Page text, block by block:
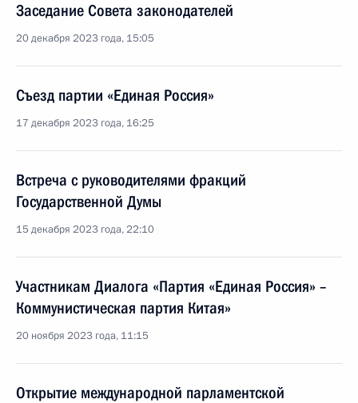
Заседание Совета законодателей
20 декабря 2023 года, 15:05
Съезд партии «Единая Россия»
17 декабря 2023 года, 16:25
Встреча с руководителями фракций
Государственной Думы
15 декабря 2023 года, 22:10
Участникам Диалога «Партия «Единая Россия» –
Коммунистическая партия Китая»
20 ноября 2023 года, 11:15
Открытие международной парламентской